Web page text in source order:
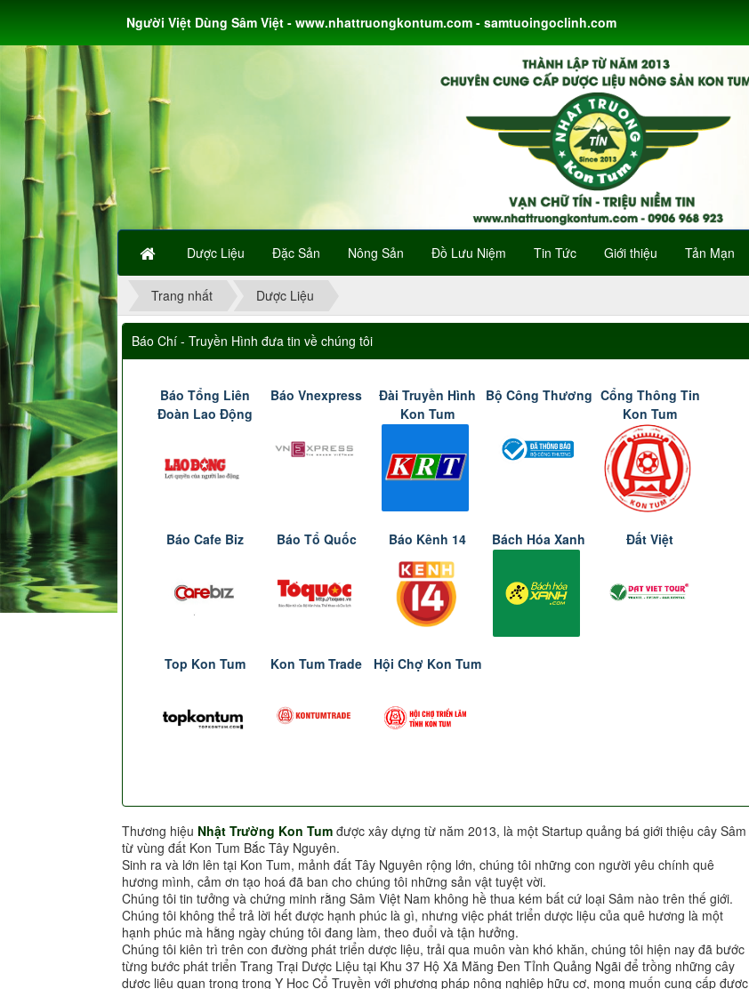
Dược Liệu Đặc Sản Nông Sản Đồ Lưu Niệm Tin Tức Giới thiệu Tản Mạn
Người Việt Dùng Sâm Việt - www.nhattruongkontum.com - samtuoingoclinh.com
Trang nhất Dược Liệu
Báo Chí - Truyền Hình đưa tin về chúng tôi
Báo Tổng Liên
Đoàn Lao Động
Báo Vnexpress
Đài Truyền Hình
Kon Tum
Bộ Công Thương Cổng Thông Tin
Kon Tum
Báo Cafe Biz Báo Tổ Quốc Báo Kênh 14 Bách Hóa Xanh Đất Việt
Top Kon Tum Kon Tum Trade Hội Chợ Kon Tum
Thương hiệu Nhật Trường Kon Tum được xây dựng từ năm 2013, là một Startup quảng bá giới thiệu cây Sâm
từ vùng đất Kon Tum Bắc Tây Nguyên.
Sinh ra và lớn lên tại Kon Tum, mảnh đất Tây Nguyên rộng lớn, chúng tôi những con người yêu chính quê
hương mình, cảm ơn tạo hoá đã ban cho chúng tôi những sản vật tuyệt vời.
Chúng tôi tin tưởng và chứng minh rằng Sâm Việt Nam không hề thua kém bất cứ loại Sâm nào trên thế giới.
Chúng tôi không thể trả lời hết được hạnh phúc là gì, nhưng việc phát triển dược liệu của quê hương là một
hạnh phúc mà hằng ngày chúng tôi đang làm, theo đuổi và tận hưởng.
Chúng tôi kiên trì trên con đường phát triển dược liệu, trải qua muôn vàn khó khăn, chúng tôi hiện nay đã bước
từng bước phát triển Trang Trại Dược Liệu tại Khu 37 Hộ Xã Măng Đen Tỉnh Quảng Ngãi để trồng những cây
dược liệu quan trọng trong Y Học Cổ Truyền với phương pháp nông nghiệp hữu cơ, mong muốn cung cấp được